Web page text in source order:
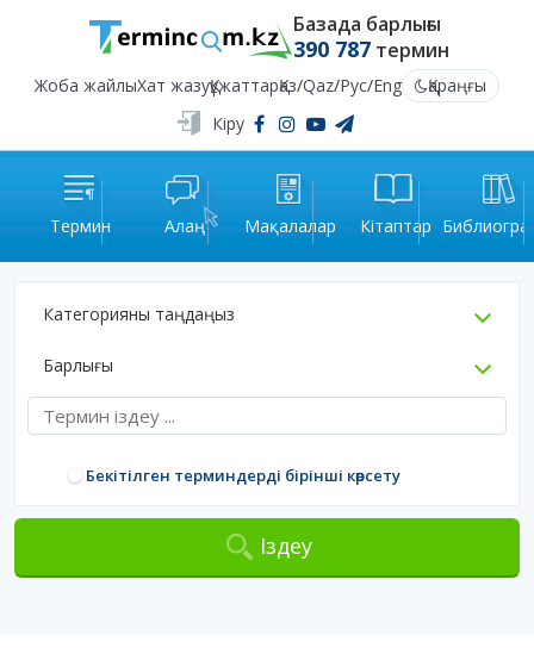
Базада барлығы
390 787термин
Жоба жайлыХат жазуҚұжаттарҚаз/Qaz/Рус/Eng
Қараңғы
Кіру
Термин Алаң Мақалалар Кітаптар
Категорияны таңдаңыз
Барлығы
Бекітілген терминдерді бірінші көрсету
Іздеу